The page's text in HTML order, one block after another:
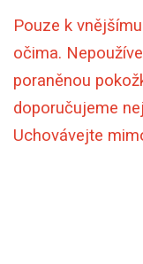
Pouze k
očima.
poraněnou
doporučujeme
Uchovávejte